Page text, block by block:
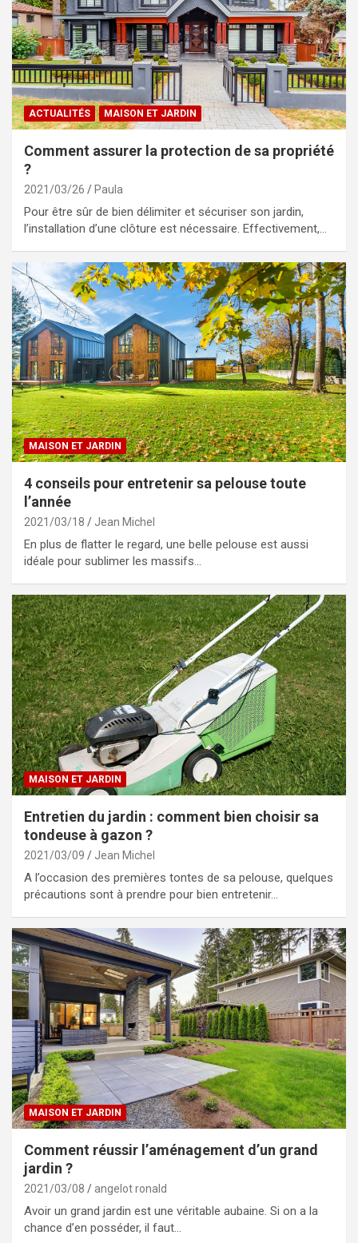
ACTUALITÉS MAISON ET JARDIN
Comment assurer la protection de sa propriété
?
2021/03/26 Paula
Pour être sûr de bien délimiter et sécuriser son jardin,
l’installation d’une clôture est nécessaire. Effectivement,…
MAISON ET JARDIN
4 conseils pour entretenir sa pelouse toute
l’année
2021/03/18 Jean Michel
En plus de flatter le regard, une belle pelouse est aussi
idéale pour sublimer les massifs…
MAISON ET JARDIN
Entretien du jardin : comment bien choisir sa
tondeuse à gazon ?
2021/03/09 Jean Michel
A l’occasion des premières tontes de sa pelouse, quelques
précautions sont à prendre pour bien entretenir…
MAISON ET JARDIN
Comment réussir l’aménagement d’un grand
jardin ?
2021/03/08 angelot ronald
Avoir un grand jardin est une véritable aubaine. Si on a la
chance d’en posséder, il faut…